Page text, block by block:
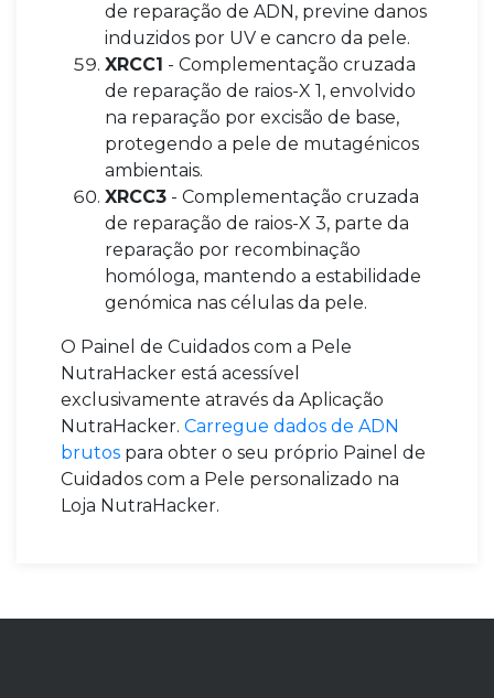
de reparação de ADN, previne danos
induzidos por UV e cancro da pele.
XRCC1 - Complementação cruzada
de reparação de raios-X 1, envolvido
na reparação por excisão de base,
protegendo a pele de mutagénicos
ambientais.
XRCC3 - Complementação cruzada
de reparação de raios-X 3, parte da
reparação por recombinação
homóloga, mantendo a estabilidade
genómica nas células da pele.
O Painel de Cuidados com a Pele
NutraHacker está acessível
exclusivamente através da Aplicação
NutraHacker. Carregue dados de ADN
brutos para obter o seu próprio Painel de
Cuidados com a Pele personalizado na
Loja NutraHacker.